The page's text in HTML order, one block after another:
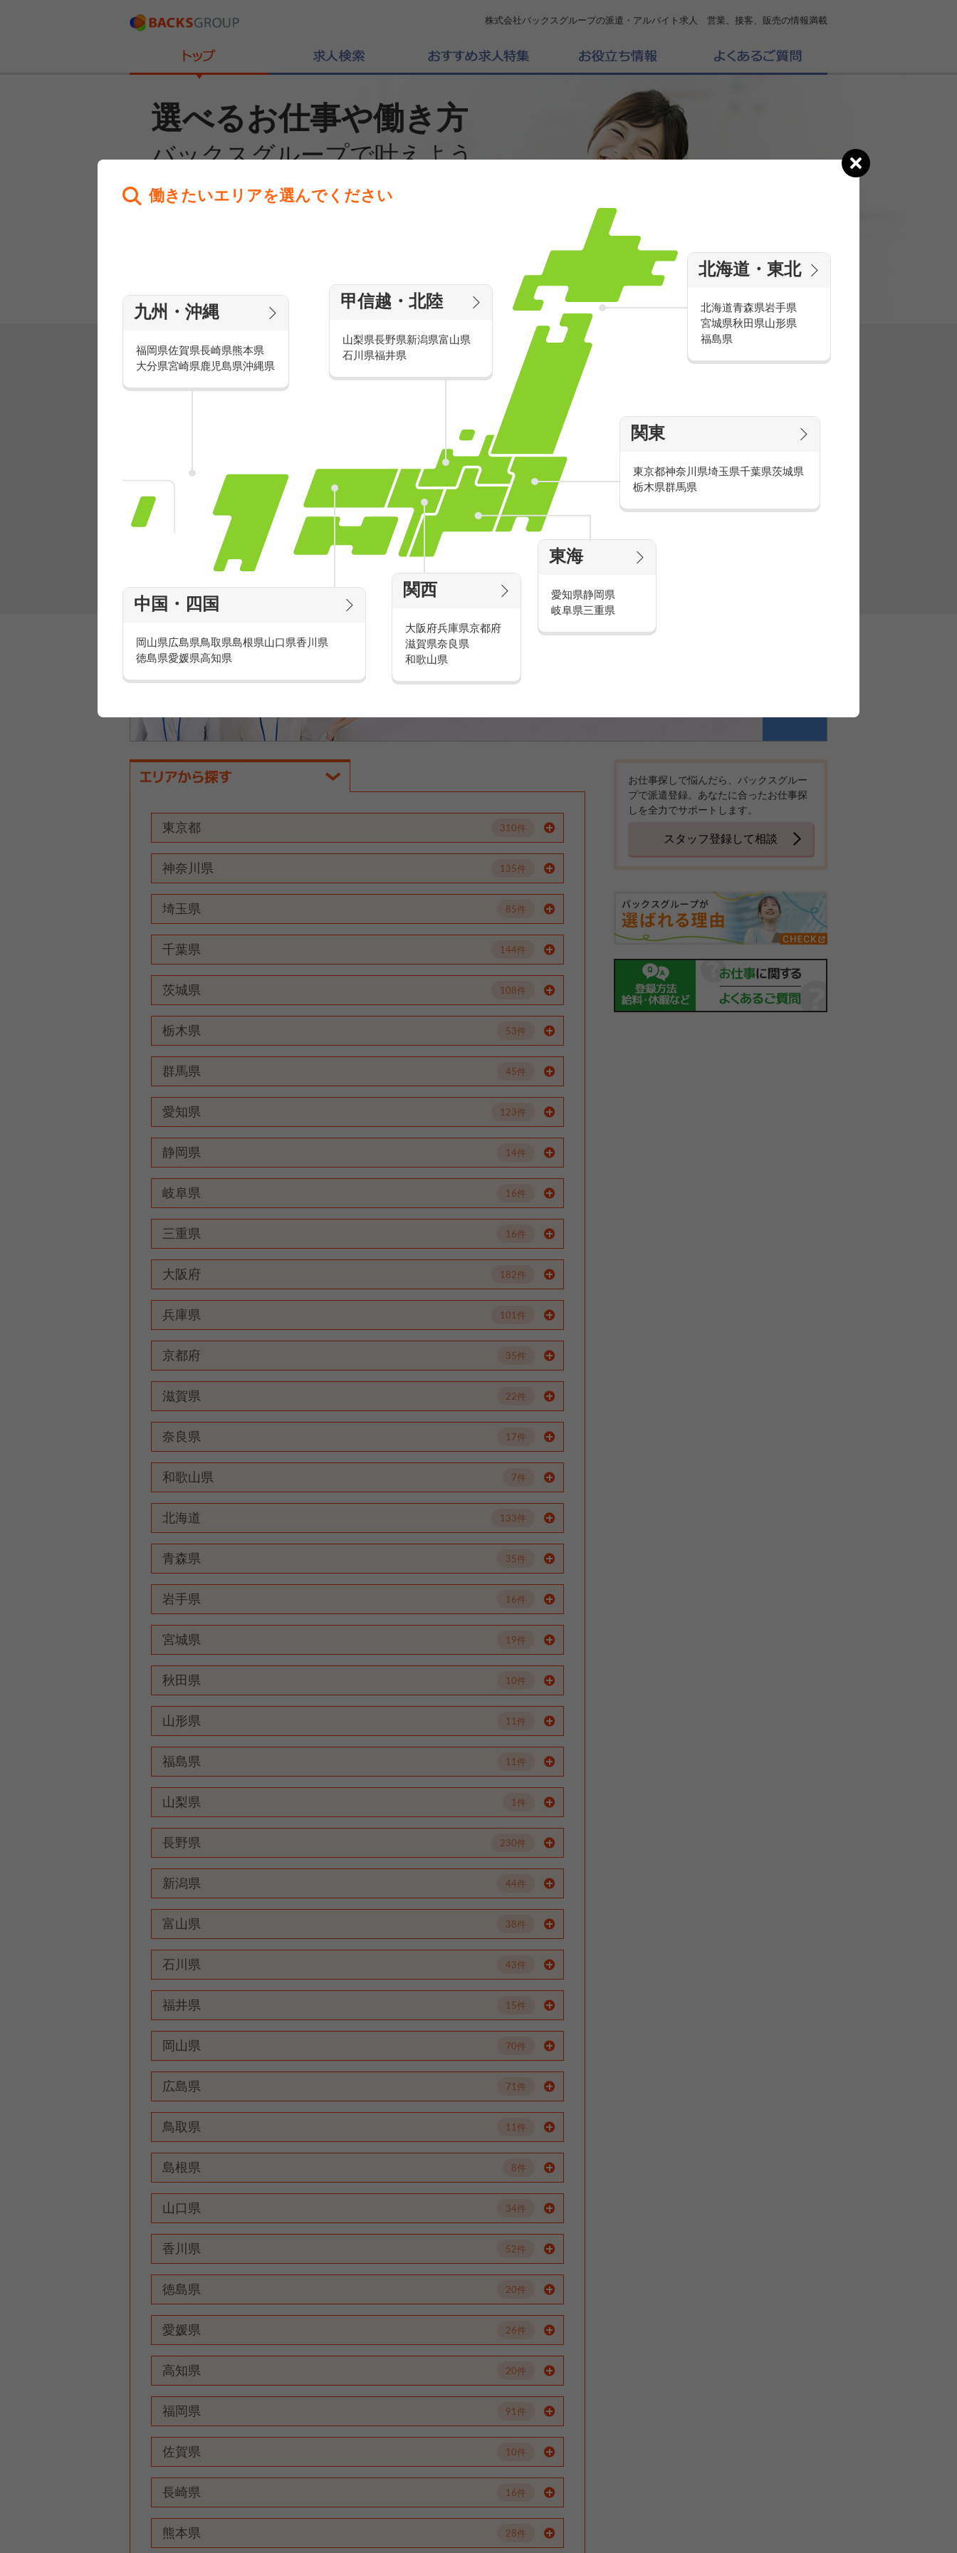
株式会社バックスグループの派遣・アルバイト求人 営業、接客、販売の情報満載
選べるお仕事や働き方
バックスグループで叶えよう
働きたいエリアを選んでください
エリアの
働きたいエリアを選んでください
北海道・東北
北海道青森県岩手県
宮城県秋田県山形県
福島県
関東
東京都神奈川県埼玉県千葉県茨城県
栃木県群馬県
東海
愛知県静岡県
岐阜県三重県
関西
大阪府兵庫県京都府
滋賀県奈良県
和歌山県
中国・四国
岡山県広島県鳥取県島根県山口県香川県
徳島県愛媛県高知県
九州・沖縄
福岡県佐賀県長崎県熊本県
大分県宮崎県鹿児島県沖縄県
甲信越・北陸
山梨県長野県新潟県富山県
石川県福井県
派遣・アルバイトのおすすめ求人特集
有名ブランドで楽しく働こう
人気を誇るブランドで 販売&店舗運営スタッ
フ積極採用中！
家電量販店の派遣・バイト求人
家電量販店で働くメリットをご紹介！
官庁・官公庁のお仕事とは
東京都 310件
神奈川県 135件
埼玉県 85件
千葉県 144件
茨城県 108件
栃木県 53件
群馬県 45件
愛知県 123件
静岡県 14件
岐阜県 16件
三重県 16件
大阪府 182件
兵庫県 101件
京都府 35件
滋賀県 22件
奈良県 17件
和歌山県 7件
北海道 133件
青森県 35件
岩手県 16件
宮城県 19件
秋田県 10件
山形県 11件
福島県 11件
山梨県 1件
長野県 230件
新潟県 44件
富山県 38件
石川県 43件
福井県 15件
岡山県 70件
広島県 71件
鳥取県 11件
島根県 8件
山口県 34件
香川県 52件
徳島県 20件
愛媛県 26件
高知県 20件
福岡県 91件
佐賀県 10件
長崎県 16件
熊本県 28件
お仕事探しで悩んだら、バックスグルー
プで派遣登録。あなたに合ったお仕事探
しを全力でサポートします。
スタッフ登録して相談